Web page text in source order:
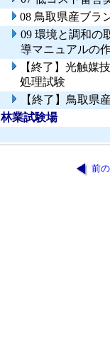
08 鳥取県産ブラ
09 環境と調和の
導マニュアルの
【終了】光触媒
処理試験
【終了】鳥取県
林業試験場
前